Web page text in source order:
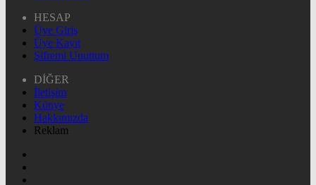
HESAP
Üye Giriş
Üye Kayıt
Şifremi Unuttum
DİĞER
İletişim
Künye
Hakkımızda
Reklam